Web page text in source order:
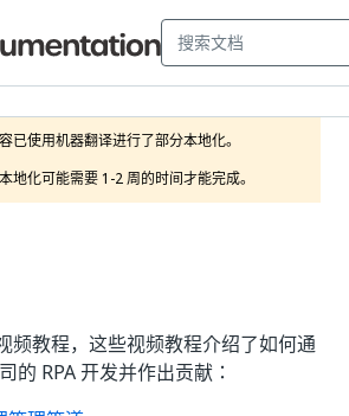
已使用机器翻译进行了部分本地化。
地化可能需要 1-2 周的时间才能完成。
频教程，这些视频教程介绍了如何通
的 RPA 开发并作出贡献：